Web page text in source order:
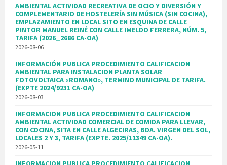
AMBIENTAL ACTIVIDAD RECREATIVA DE OCIO Y DIVERSIÓN Y
COMPLEMENTARIO DE HOSTELERÍA SIN MÚSICA (SIN COCINA),
EMPLAZAMIENTO EN LOCAL SITO EN ESQUINA DE CALLE
PINTOR MANUEL REINÉ CON CALLE IMELDO FERRERA, NÚM. 5,
TARIFA (2026_2686 CA-OA)
2026-08-06
INFORMACIÓN PUBLICA PROCEDIMIENTO CALIFICACION
AMBIENTAL PARA INSTALACION PLANTA SOLAR
FOTOVOLTAICA «ROMANO», TERMINO MUNICIPAL DE TARIFA.
(EXPTE 2024/9231 CA-OA)
2026-08-03
INFORMACION PUBLICA PROCEDIMIENTO CALIFICACION
AMBIENTAL ACTIVIDAD COMERCIAL DE COMIDA PARA LLEVAR,
CON COCINA, SITA EN CALLE ALGECIRAS, BDA. VIRGEN DEL SOL,
LOCALES 2 Y 3, TARIFA (EXPTE. 2025/11349 CA-OA).
2026-05-11